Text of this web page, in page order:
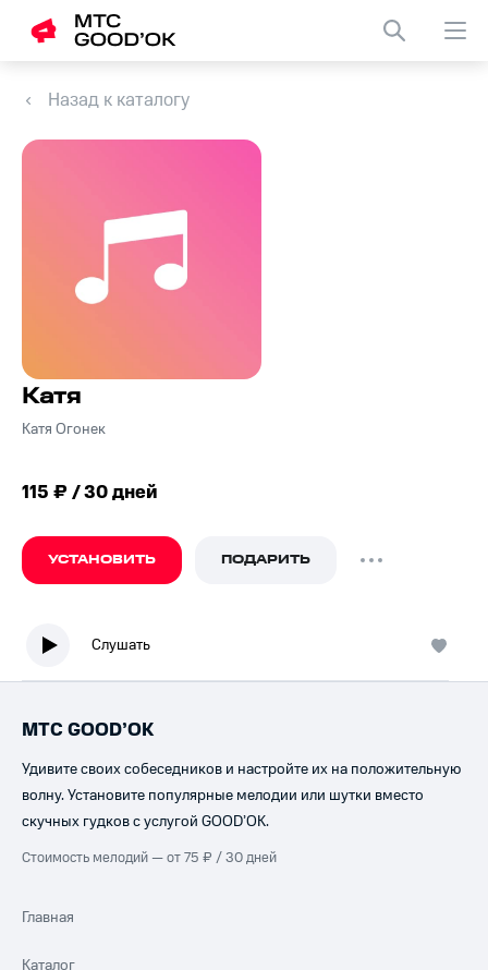
Назад к каталогу
Катя
Катя Огонек
115 ₽ / 30 дней
УСТАНОВИТЬ ПОДАРИТЬ
Слушать
МТС GOOD’OK
Удивите своих собеседников и настройте их на положительную
волну. Установите популярные мелодии или шутки вместо
скучных гудков с услугой GOOD’OK.
Стоимость мелодий — от 75 ₽ / 30 дней
Главная
Каталог